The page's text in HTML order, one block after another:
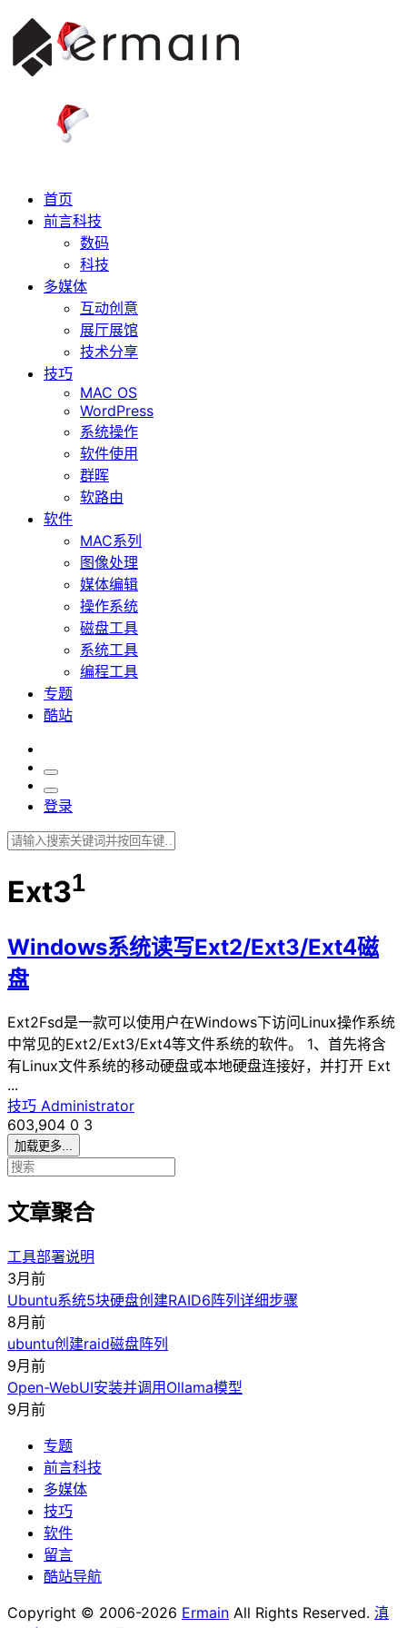
首页
前言科技
数码
科技
多媒体
互动创意
展厅展馆
技术分享
技巧
MAC OS
WordPress
系统操作
软件使用
群晖
软路由
软件
MAC系列
图像处理
媒体编辑
操作系统
磁盘工具
系统工具
编程工具
专题
酷站
登录
Ext31
Windows系统读写Ext2/Ext3/Ext4磁
盘
Ext2Fsd是一款可以使用户在Windows下访问Linux操作系统
中常见的Ext2/Ext3/Ext4等文件系统的软件。 1、首先将含
有Linux文件系统的移动硬盘或本地硬盘连接好，并打开 Ext
...
技巧 Administrator
603,904 0 3
加载更多...
文章聚合
工具部署说明
3月前
Ubuntu系统5块硬盘创建RAID6阵列详细步骤
8月前
ubuntu创建raid磁盘阵列
9月前
Open-WebUI安装并调用Ollama模型
9月前
专题
前言科技
多媒体
技巧
软件
留言
酷站导航
Copyright © 2006-2026 Ermain All Rights Reserved. 滇